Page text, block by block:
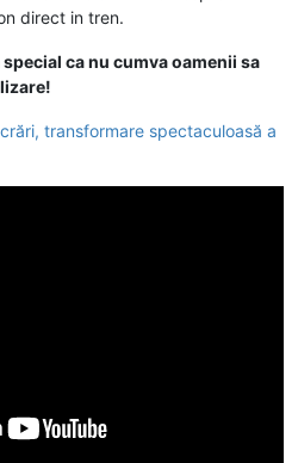
direct in tren.
ca nu cumva oamenii sa
transformare spectaculoasă a